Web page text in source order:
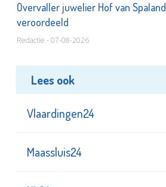
Overvaller juwelier Hof van Spaland
veroordeeld
Redactie - 07-08-2026
Lees ook
Vlaardingen24
Maassluis24